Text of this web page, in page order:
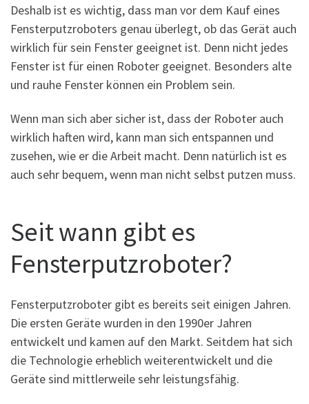
Deshalb ist es wichtig, dass man vor dem Kauf eines
Fensterputzroboters genau überlegt, ob das Gerät auch
wirklich für sein Fenster geeignet ist. Denn nicht jedes
Fenster ist für einen Roboter geeignet. Besonders alte
und rauhe Fenster können ein Problem sein.
Wenn man sich aber sicher ist, dass der Roboter auch
wirklich haften wird, kann man sich entspannen und
zusehen, wie er die Arbeit macht. Denn natürlich ist es
auch sehr bequem, wenn man nicht selbst putzen muss.
Seit wann gibt es
Fensterputzroboter?
Fensterputzroboter gibt es bereits seit einigen Jahren.
Die ersten Geräte wurden in den 1990er Jahren
entwickelt und kamen auf den Markt. Seitdem hat sich
die Technologie erheblich weiterentwickelt und die
Geräte sind mittlerweile sehr leistungsfähig.